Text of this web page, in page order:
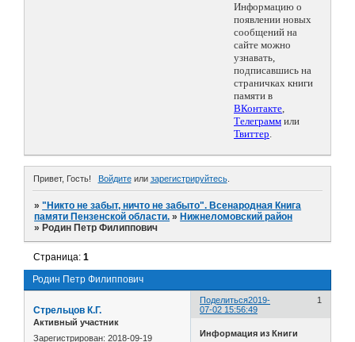
Информацию о
появлении новых
сообщений на
сайте можно
узнавать,
подписавшись на
страничках книги
памяти в
ВКонтакте,
Телеграмм или
Твиттер.
Привет, Гость! Войдитеили зарегистрируйтесь.
»"Никто не забыт, ничто не забыто". Всенародная Книга
памяти Пензенской области. » Нижнеломовский район
» Родин Петр Филиппович
Родин Петр Филиппович
Страница:1
Поделиться 1
2019-
07-02 15:56:49
Стрельцов К.Г.
Активный участник
Зарегистрирован: 2018-09-19
Информация из Книги